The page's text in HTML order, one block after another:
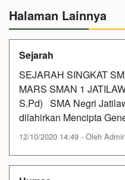
Halaman Lainnya
Sejarah
SEJARAH SINGKAT
MARS SMAN 1
S.Pd) SMA Negri
dilahirkan Mencipta
12/10/2020 14:49 - Oleh